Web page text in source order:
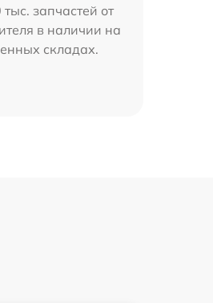
запчастей от
в наличии на
складах.